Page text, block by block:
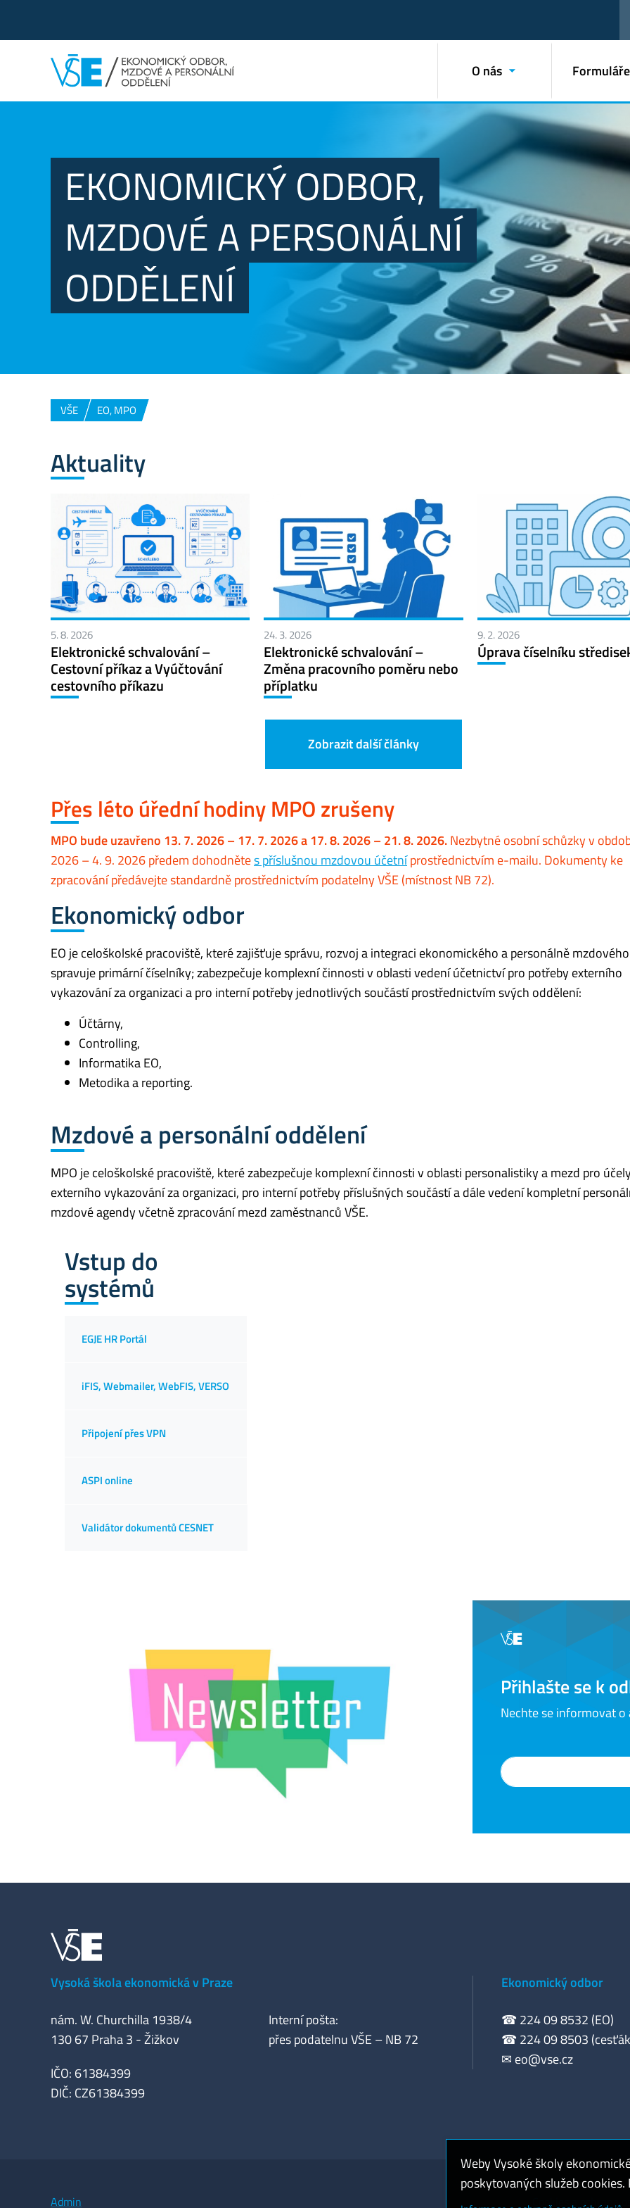
O nás Formuláře
EKONOMICKÝ ODBOR,
MZDOVÉ A PERSONÁLNÍ
ODDĚLENÍ
VŠE EO, MPO
Aktuality
5. 8. 2026
Elektronické schvalování –
Cestovní příkaz a Vyúčtování
cestovního příkazu
24. 3. 2026
Elektronické schvalování –
Změna pracovního poměru nebo
příplatku
9. 2. 2026
Úprava číselníku
Zobrazit další články
Přes léto úřední hodiny MPO zrušeny
MPO bude uzavřeno 13. 7. 2026 – 17. 7. 2026 a 17. 8. 2026 – 21. 8. 2026.Nezbytné osobní schůzky v
2026 – 4. 9. 2026 předem dohodnětes příslušnou mzdovou účetníprostřednictvím e-mailu. Dokumenty ke
zpracování předávejte standardně prostřednictvím podatelny VŠE (místnost NB 72).
Ekonomický odbor
EO je celoškolské pracoviště, které zajišťuje správu, rozvoj a integraci ekonomického a personálně mzdového
spravuje primární číselníky; zabezpečuje komplexní činnosti v oblasti vedení účetnictví pro potřeby externího
vykazování za organizaci a pro interní potřeby jednotlivých součástí prostřednictvím svých oddělení:
Účtárny,
Controlling,
Informatika EO,
Metodika a reporting.
Mzdové a personální oddělení
MPO je celoškolské pracoviště, které zabezpečuje komplexní činnosti v oblasti personalistiky a mezd pro
externího vykazování za organizaci, pro interní potřeby příslušných součástí a dále vedení kompletní
mzdové agendy včetně zpracování mezd zaměstnanců VŠE.
Vstup do
systémů
EGJE HR Portál
iFIS, Webmailer, WebFIS, VERSO
Připojení přes VPN
ASPI online
Validátor dokumentů CESNET
Přihlašte se k
Nechte se informovat o
Vysoká škola ekonomická v Praze
nám. W. Churchilla 1938/4
130 67 Praha 3 - Žižkov
Interní pošta:
přes podatelnu VŠE – NB 72
IČO: 61384399
DIČ: CZ61384399
Ekonomický odbor
☎ 224 09 8532 (EO)
☎ 224 09 8503
✉ eo@vse.cz
Admin Cookies a ochrana
Weby Vysoké školy
poskytovaných služeb